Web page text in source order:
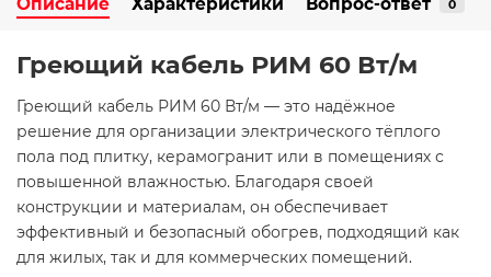
Описание Характеристики Вопрос-ответ 0
Греющий кабель РИМ 60 Вт/м
Греющий кабель РИМ 60 Вт/м — это надёжное
решение для организации электрического тёплого
пола под плитку, керамогранит или в помещениях с
повышенной влажностью. Благодаря своей
конструкции и материалам, он обеспечивает
эффективный и безопасный обогрев, подходящий как
для жилых, так и для коммерческих помещений.